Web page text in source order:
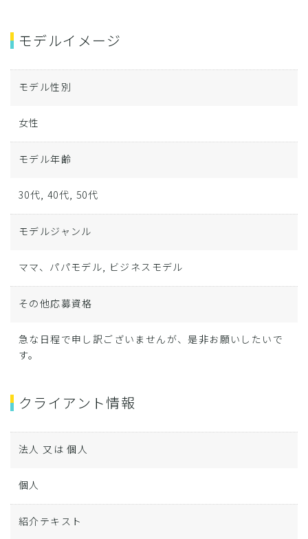
モデルイメージ
モデル性別
女性
モデル年齢
30代, 40代, 50代
モデルジャンル
ママ、パパモデル, ビジネスモデル
その他応募資格
急な日程で申し訳ございませんが、是非お願いしたいで
す。
クライアント情報
法人 又は 個人
個人
紹介テキスト